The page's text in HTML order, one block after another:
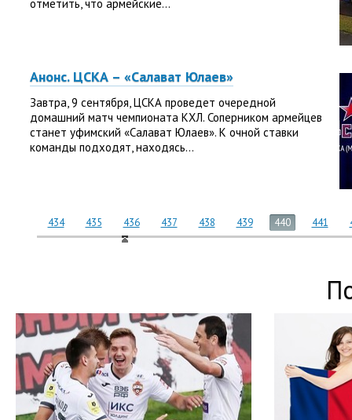
отметить, что армейские...
Анонс. ЦСКА – «Салават Юлаев»
Завтра, 9 сентября, ЦСКА проведет очередной
домашний матч чемпионата КХЛ. Соперником армейцев
станет уфимский «Салават Юлаев». К очной ставки
команды подходят, находясь...
434 435 436 437 438 439 440 441